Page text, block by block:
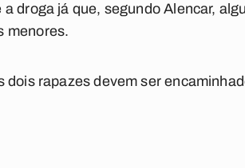
droga já que, segundo Alencar,
menores.
dois rapazes devem ser